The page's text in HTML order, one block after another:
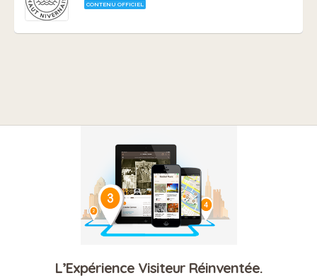
CONTENU OFFICIEL
L’Expérience Visiteur Réinventée.